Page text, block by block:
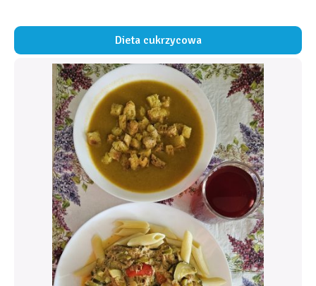
Dieta cukrzycowa